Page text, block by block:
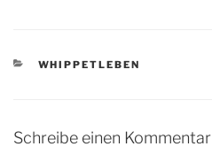
KATEGORIEN
WHIPPETLEBEN
Schreibe einen Kommentar